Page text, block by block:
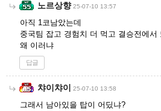
노르상향 25-07-10 13:57
아직 1코남았는데
중국팀 잡고 경험치 더 먹고 결승전에서
왜 이러냐
답글
챠이챠이 25-07-10 13:58
그래서 남아있을 탑이 어딨냐?